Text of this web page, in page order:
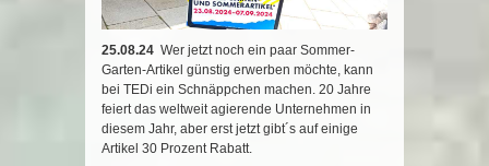
25.08.24 Wer jetzt noch ein paar Sommer-
Garten-Artikel günstig erwerben möchte, kann
bei TEDi ein Schnäppchen machen. 20 Jahre
feiert das weltweit agierende Unternehmen in
diesem Jahr, aber erst jetzt gibt´s auf einige
Artikel 30 Prozent Rabatt.